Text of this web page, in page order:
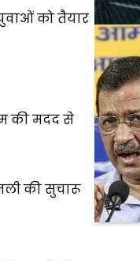
को तैयार
की मदद से
की सुचारू